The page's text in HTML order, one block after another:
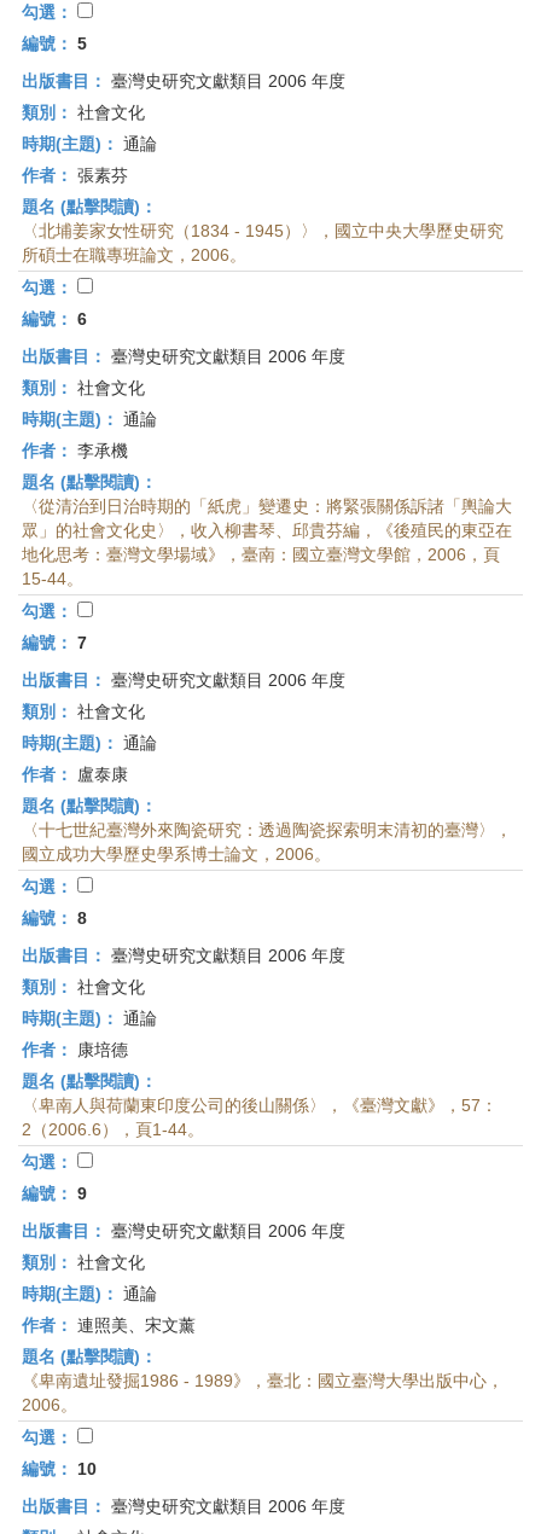
勾選：
編號： 5
出版書目： 臺灣史研究文獻類目 2006 年度
類別： 社會文化
時期(主題)： 通論
作者： 張素芬
題名 (點擊閱讀)：
〈北埔姜家女性研究（1834 - 1945）〉，國立中央大學歷史研究
所碩士在職專班論文，2006。
勾選：
編號： 6
出版書目： 臺灣史研究文獻類目 2006 年度
類別： 社會文化
時期(主題)： 通論
作者： 李承機
題名 (點擊閱讀)：
〈從清治到日治時期的「紙虎」變遷史：將緊張關係訴諸「輿論大
眾」的社會文化史〉，收入柳書琴、邱貴芬編，《後殖民的東亞在
地化思考：臺灣文學場域》，臺南：國立臺灣文學館，2006，頁
15-44。
勾選：
編號： 7
出版書目： 臺灣史研究文獻類目 2006 年度
類別： 社會文化
時期(主題)： 通論
作者：
盧泰康
題名 (點擊閱讀)：
〈十七世紀臺灣外來陶瓷研究：透過陶瓷探索明末清初的臺灣〉，
國立成功大學歷史學系博士論文，2006。
勾選：
編號： 8
出版書目： 臺灣史研究文獻類目 2006 年度
類別： 社會文化
時期(主題)： 通論
作者：
康培德
題名 (點擊閱讀)：
〈卑南人與荷蘭東印度公司的後山關係〉，《臺灣文獻》，57：
2（2006.6），頁1-44。
勾選：
編號： 9
出版書目： 臺灣史研究文獻類目 2006 年度
類別： 社會文化
時期(主題)： 通論
作者： 連照美、宋文薰
題名 (點擊閱讀)：
《卑南遺址發掘1986 - 1989》，臺北：國立臺灣大學出版中心，
2006。
勾選：
編號：
10
出版書目： 臺灣史研究文獻類目 2006 年度